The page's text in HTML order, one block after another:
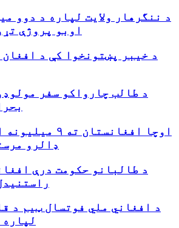
د ننگرهار ولایت لپاره د دوو
اوبو پروژې
د خیبر پښتونخوا کې د
د طالب چارواکو سفر
اوچا افغانستان
ډالرو
د طالبانو حکومت درې
د افغاني ملي فوتسال ټیم د